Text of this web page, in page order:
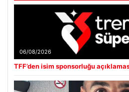
06/08/2026
TFF’den isim sponsorluğu